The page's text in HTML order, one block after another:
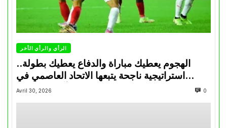
الرأي والرأي الأخر
الهجوم يعطيك مباراة والدفاع يعطيك بطولة..
استراتيجية ناجحة يتبعها الاتحاد العاصمي في
تتويجاته آخر السنوات
Avril 30, 2026 0